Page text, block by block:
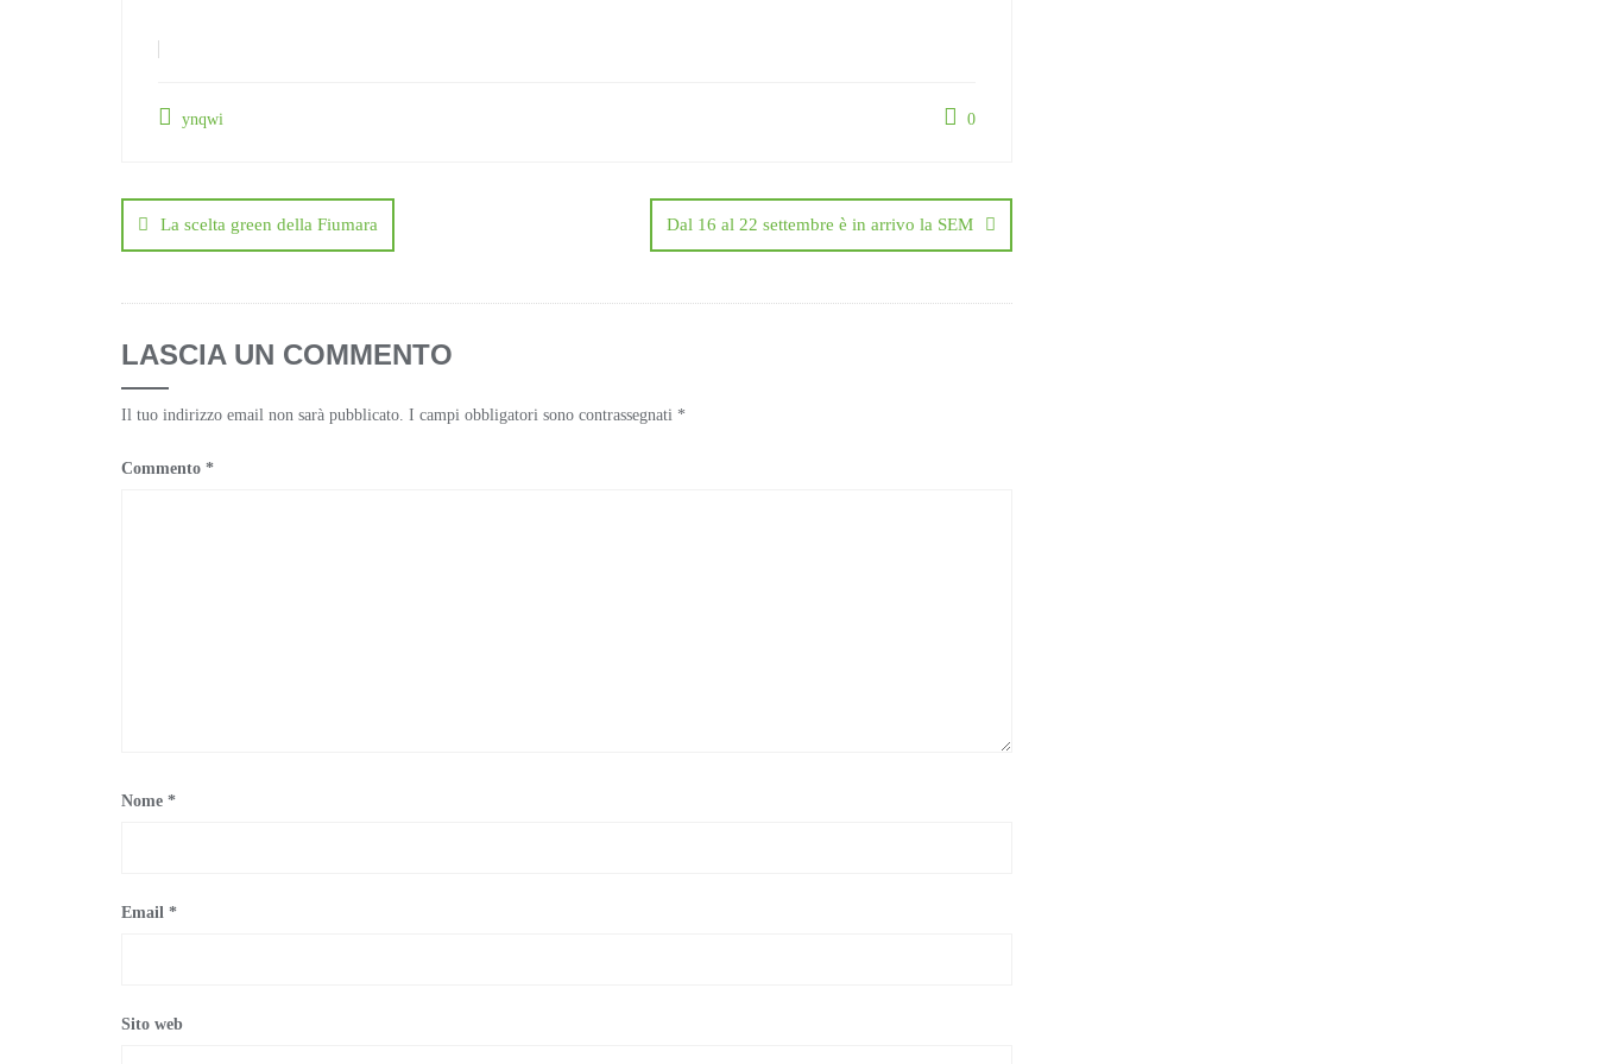
ynqwi 0
articoli
La scelta green della Fiumara Dal 16 al 22 settembre è in arrivo la SEM
LASCIA UN COMMENTO
Il tuo indirizzo email non sarà pubblicato. I campi obbligatori sono contrassegnati *
Commento *
Nome *
Email *
Sito web